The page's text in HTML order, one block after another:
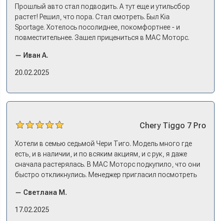
Прошлый авто стал подводить. А тут еще и утильсбор
растет! Решил, что пора. Стал смотреть. Был Kia
Sportage. Хотелось посолиднее, покомфортнее - и
повместительнее. Зашел прицениться в МАС Моторс.
и прям мое! Даже не скажешь, что «китаец». Прям не
вылезая из него и порешали. Спортэйдж в трейд-ин
— Иван А.
20.02.2025
Chery Tiggo 7 Pro
Хотели в семью седьмой Чери Тиго. Модель много где
есть, и в наличии, и по всяким акциям, и с рук, я даже
сначала растерялась. В МАС Моторс подкупило, что они
быстро откликнулись. Менеджер пригласил посмотреть
примериться. Нам тут недалеко, пришли в салон - и в тот
же день купили машину! Неожиданно, но довольны! Все
— Светлана М.
17.02.2025